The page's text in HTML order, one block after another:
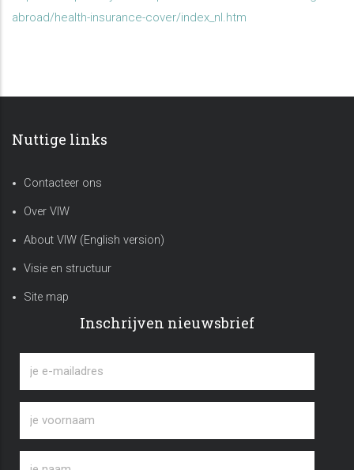
abroad/health-insurance-cover/index_nl.htm
Nuttige links
Contacteer ons
Over VIW
About VIW (English version)
Visie en structuur
Site map
Inschrijven nieuwsbrief